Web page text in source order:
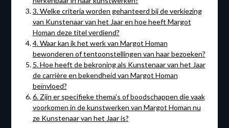
3. Welke criteria worden gehanteerd bij de verkiezing
van Kunstenaar van het Jaar en hoe heeft Margot
Homan deze titel verdiend?
4. Waar kan ik het werk van Margot Homan
bewonderen of tentoonstellingen van haar bezoeken?
5. Hoe heeft de bekroning als Kunstenaar van het Jaar
de carrière en bekendheid van Margot Homan
beïnvloed?
6. Zijn er specifieke thema’s of boodschappen die vaak
voorkomen in de kunstwerken van Margot Homan nu
ze Kunstenaar van het Jaar is?